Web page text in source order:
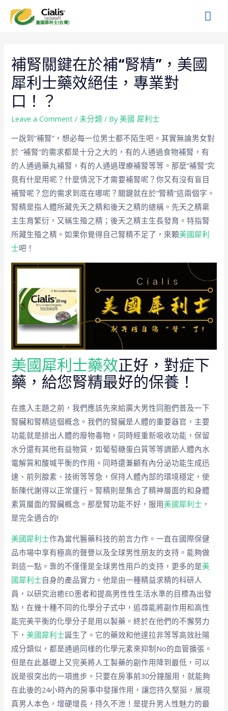
補腎關鍵在於補“腎精”，美國
犀利士藥效絕佳，專業對
口！？
Leave a Comment / 未分類 / By美國 犀利士
一說到“補腎”，想必每一位男士都不陌生吧。其實無論男女對
於 “補腎”的需求都是十分之大的，有的人通過食物補腎，有
的人通過藥丸補腎，有的人通過理療補腎等等。那麼“補腎”究
竟有什麼用呢？什麼情況下才需要補腎呢？你又有沒有盲目
補腎呢？您的需求到底在哪呢？關鍵就在於“腎精”這兩個字。
腎精是指人體所藏先天之精和後天之精的總稱。先天之精稟
主生育繁衍，又稱生殖之精；後天之精主生長發育。特指腎
所藏生殖之精。如果你覺得自己腎精不足了，來顆美國犀利
士吧！
美國犀利士藥效正好，對症下
藥，給您腎精最好的保養！
在進入主題之前，我們應該先來給廣大男性同胞們普及一下
腎臟和腎精這個概念。我們的腎臟是人體的重要器官，主要
功能就是排出人體的廢物毒物。同時經重新吸收功能，保留
水分還有其他有益物質，如葡萄糖蛋白質等等調節人體內水
電解質和酸堿平衡的作用。同時還兼顧有內分泌功能生成迅
速、前列腺素、技術等等急，保持人體內部的環境穩定，使
新陳代謝得以正常運行。腎精則是集合了精神層面的和身體
素質層面的腎臟概念。那麼腎功能不好，服用美國犀利士 ，
是完全適合的!
美國犀利士作為當代醫藥科技的前言力作。一直在國際保健
品市場中享有極高的聲譽以及全球男性朋友的支持。能夠做
到這一點。靠的不僅僅是全球男性用戶的支持，更多的是美
國犀利士自身的產品實力。他是由一種精益求精的科研人
員，以研究治癒ED患者和提高男性性生活水準的目標為出發
點，在幾十種不同的化學分子式中，追尋能將副作用和高性
能完美平衡的化學分子是用以製藥。終於在他們的不懈努力
下，美國犀利士誕生了。它的藥效和他達拉非等等高效壯陽
成分類似，都是通過同樣的化學元素來抑制No的血管擴張。
但是在此基礎上又完美將人工製藥的副作用降到最低，可以
說是很突出的一項進步。只要在房事前30分鐘服用，就能夠
在此後的24小時內的房事中發揮作用，讓您持久堅挺，展現
真男人本色，增硬增長，持久不泄！是提升男人性魅力的最